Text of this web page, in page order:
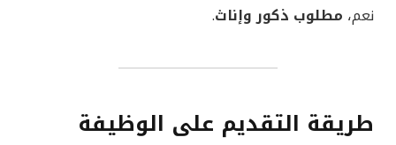
نعم، مطلوب ذكور وإناث.
طريقة التقديم على الوظيفة